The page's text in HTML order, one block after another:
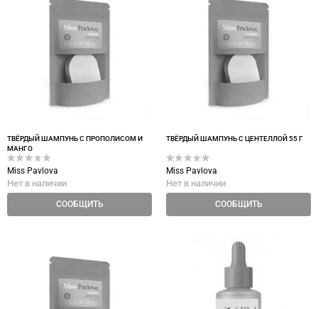
ТВЁРДЫЙ ШАМПУНЬ С ПРОПОЛИСОМ И
МАНГО
Miss Pavlova
Нет в наличии
СООБЩИТЬ
ТВЁРДЫЙ ШАМПУНЬ С ЦЕНТЕЛЛОЙ 55 Г
Miss Pavlova
Нет в наличии
СООБЩИТЬ